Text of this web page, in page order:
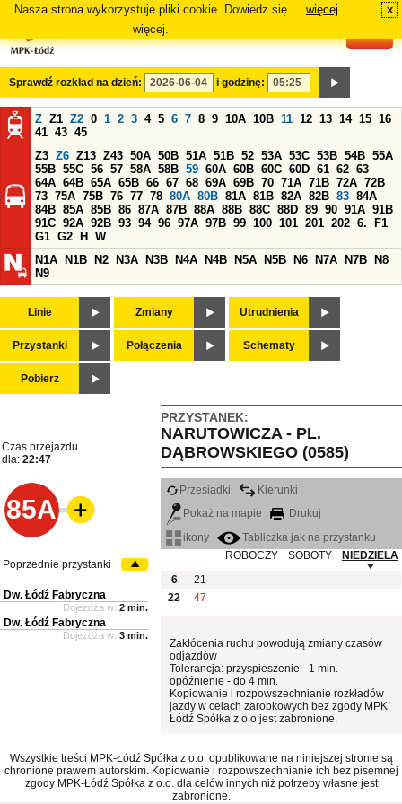
Nasza strona wykorzystuje pliki cookie. Dowiedz się
więcej.
więcej x
Sprawdź rozkład na dzień: i godzinę:
Z Z1 Z2 0 1 2 3 4 5 6 7 8 9 10A 10B 11 12 13 14 15 16
41 43 45
Z3 Z6 Z13 Z43 50A 50B 51A 51B 52 53A 53C 53B 54B 55A
55B 55C 56 57 58A 58B 59 60A 60B 60C 60D 61 62 63
64A 64B 65A 65B 66 67 68 69A 69B 70 71A 71B 72A 72B
73 75A 75B 76 77 78 80A 80B 81A 81B 82A 82B 83 84A
84B 85A 85B 86 87A 87B 88A 88B 88C 88D 89 90 91A 91B
91C 92A 92B 93 94 96 97A 97B 99 100 101 201 202 6.
F1
G1 G2 H
W
N1A
N1B N2 N3A N3B N4A N4B N5A N5B N6 N7A N7B
N8
N9
Linie Zmiany Utrudnienia
Przystanki Połączenia Schematy
Pobierz
PRZYSTANEK:
NARUTOWICZA - PL.
DĄBROWSKIEGO (0585)
Czas przejazdu
dla: 22:47
85A
Przesiadki
Kierunki
Pokaż na mapie
Drukuj
ikony
Tabliczka jak na przystanku
ROBOCZY
SOBOTY
NIEDZIELA
6
21
22
47
Zakłócenia ruchu powodują zmiany czasów
odjazdów
Tolerancja: przyspieszenie - 1 min.
opóźnienie - do 4 min.
Kopiowanie i rozpowszechnianie rozkładów
jazdy w celach zarobkowych bez zgody MPK
Łódź Spółka z o.o jest zabronione.
Poprzednie przystanki
Dw. Łódź Fabryczna
Dojeżdża w: 2 min.
Dw. Łódź Fabryczna
Dojeżdża w: 3 min.
Wszystkie treści MPK-Łódź Spółka z o.o. opublikowane na niniejszej stronie są
chronione prawem autorskim. Kopiowanie i rozpowszechnianie ich bez pisemnej
zgody MPK-Łódź Spółka z o.o. dla celów innych niż potrzeby własne jest
zabronione.